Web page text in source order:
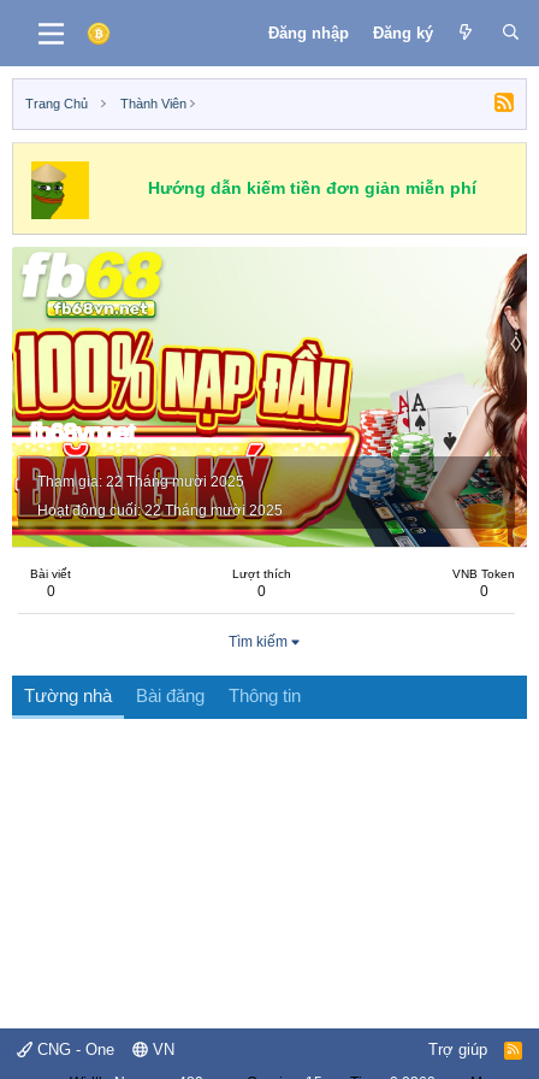
Đăng nhập Đăng ký
Trang Chủ Thành Viên
Hướng dẫn kiếm tiền đơn giản miễn phí
fb68vnnet
Tham gia 22 Tháng mười 2025
Hoạt động cuối 22 Tháng mười 2025
Bài viết
0
Lượt thích
0
VNB Token
0
Tìm kiếm
Tường nhà Bài đăng Thông tin
CNG - One VN Trợ giúp
R